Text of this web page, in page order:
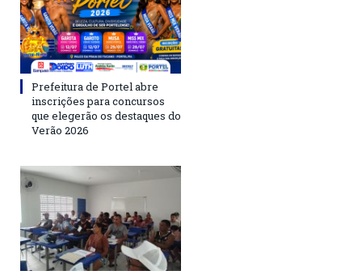
Prefeitura de Portel abre
inscrições para concursos
que elegerão os destaques do
Verão 2026